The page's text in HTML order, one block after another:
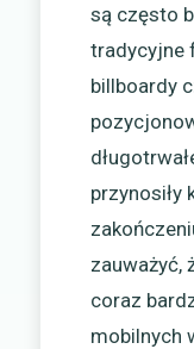
są często
tradycyjne
billboardy
przynosiły
zauważyć,
coraz
mobilnych